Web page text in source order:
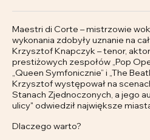
Maestri di Corte – mistrzowie
wykonania zdobyły uznanie na
Krzysztof Knapczyk – tenor,
prestiżowych zespołów „Pop
„Queen Symfonicznie” i „The
Krzysztof występował na
Stanach Zjednoczonych, a jego
ulicy" odwiedził największe
Dlaczego warto?